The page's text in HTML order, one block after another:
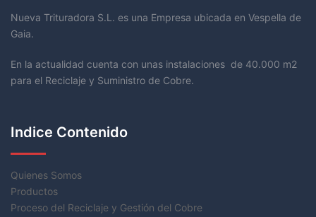
Nueva Trituradora S.L. es una Empresa ubicada en Vespella de
Gaia.
En la actualidad cuenta con unas instalaciones de 40.000 m2
para el Reciclaje y Suministro de Cobre.
Indice Contenido
Quienes Somos
Productos
Proceso del Reciclaje y Gestión del Cobre